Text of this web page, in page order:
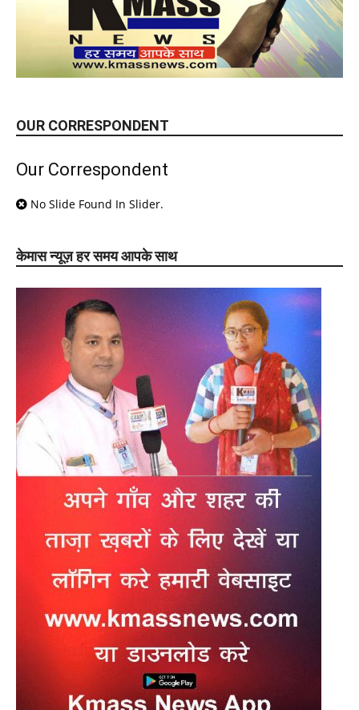
OUR CORRESPONDENT
Our Correspondent
No Slide Found In Slider.
केमास न्यूज़ हर समय आपके साथ